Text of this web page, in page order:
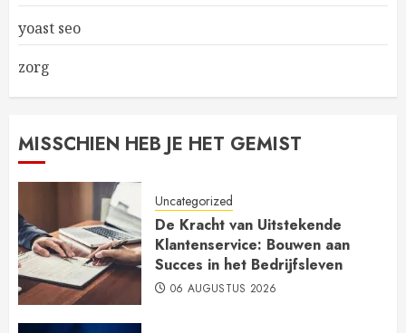
yoast seo
zorg
MISSCHIEN HEB JE HET GEMIST
Uncategorized
De Kracht van Uitstekende
Klantenservice: Bouwen aan
Succes in het Bedrijfsleven
06 AUGUSTUS 2026